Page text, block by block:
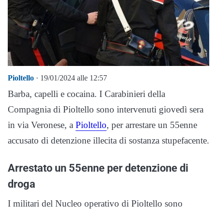
Pioltello · 19/01/2024 alle 12:57
Barba, capelli e cocaina. I Carabinieri della
Compagnia di Pioltello sono intervenuti giovedì sera
in via Veronese, a Pioltello, per arrestare un 55enne
accusato di detenzione illecita di sostanza stupefacente.
Arrestato un 55enne per detenzione di
droga
I militari del Nucleo operativo di Pioltello sono